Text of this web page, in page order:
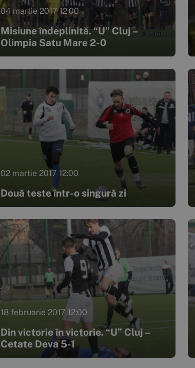
04 martie 2017 12:00
Misiune îndeplinită. “U” Cluj –
Olimpia Satu Mare 2-0
02 martie 2017 12:00
Două teste într-o singură zi
18 februarie 2017 12:00
Din victorie în victorie. “U” Cluj –
Cetate Deva 5-1